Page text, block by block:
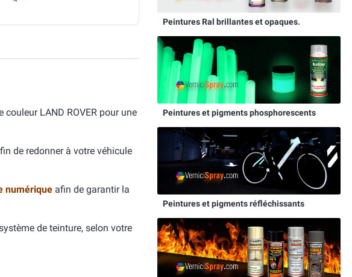
couleur LAND ROVER pour une
de redonner à votre véhicule
numérique afin de garantir la
de teinture, selon votre
Peintures Ral brillantes et opaques.
Peintures et pigments phosphorescents
Peintures et pigments réfléchissants